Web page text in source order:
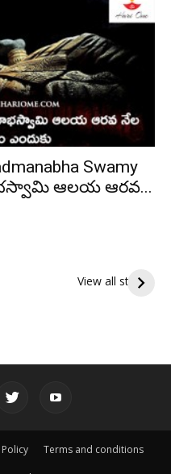
Swamy
ఆలయ ఆరవ...
View all stories
ఇంద్రకీలాద్రి గిరి ప్రదక్షిణ
Terms and conditions